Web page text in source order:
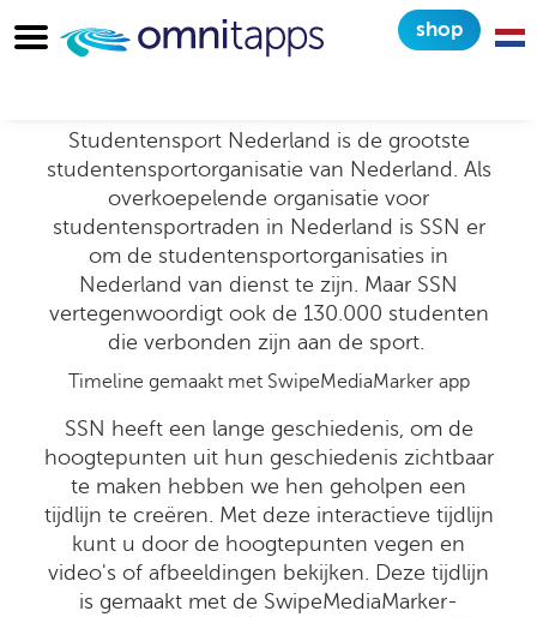
shop
SSN timeline met
Studentensport Nederland is de grootste
studentensportorganisatie van Nederland. Als
overkoepelende organisatie voor
studentensportraden in Nederland is SSN er
om de studentensportorganisaties in
Nederland van dienst te zijn. Maar SSN
vertegenwoordigt ook de 130.000 studenten
die verbonden zijn aan de sport.
Timeline gemaakt met SwipeMediaMarker app
SSN heeft een lange geschiedenis, om de
hoogtepunten uit hun geschiedenis zichtbaar
te maken hebben we hen geholpen een
tijdlijn te creëren. Met deze interactieve tijdlijn
kunt u door de hoogtepunten vegen en
video's of afbeeldingen bekijken. Deze tijdlijn
is gemaakt met de SwipeMediaMarker-